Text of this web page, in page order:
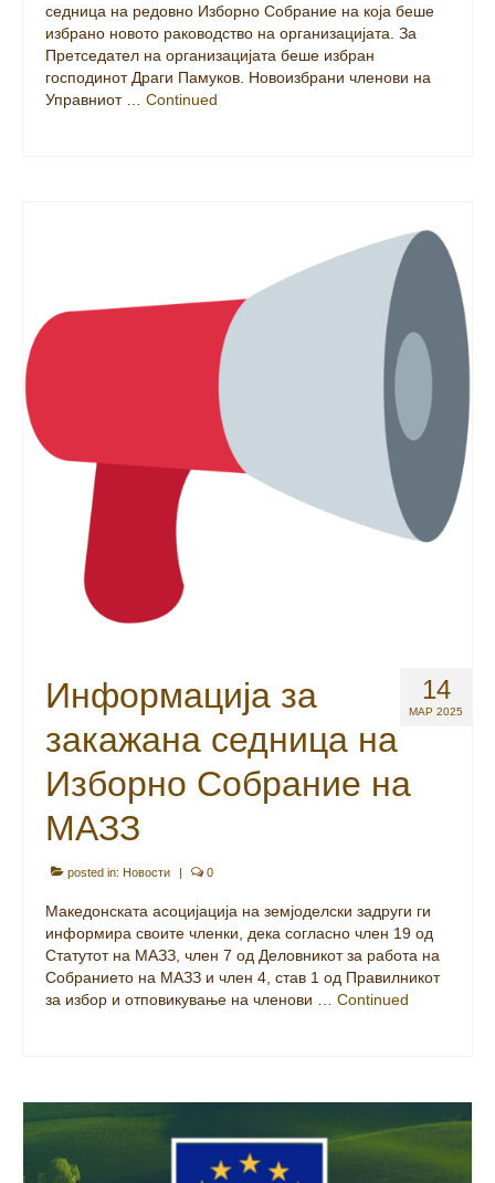
седница на редовно Изборно Собрание на која беше
избрано новото раководство на организацијата. За
Претседател на организацијата беше избран
господинот Драги Памуков. Новоизбрани членови на
Управниот … Continued
14
МАР 2025
Информација за
закажана седница на
Изборно Собрание на
МАЗЗ
posted in: Новости 0
Македонската асоцијација на земјоделски задруги ги
информира своите членки, дека согласно член 19 од
Статутот на МАЗЗ, член 7 од Деловникот за работа на
Собранието на МАЗЗ и член 4, став 1 од Правилникот
за избор и отповикување на членови … Continued